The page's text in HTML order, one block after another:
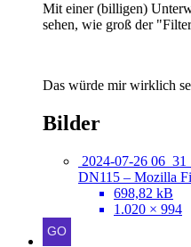
Mit einer (billigen)
sehen, wie groß der
Das würde mir wirklich
Bilder
2024-07-26
DN115 – Mozilla
698,82 kB
1.020 × 994